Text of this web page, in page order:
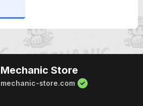
Mechanic Store
mechanic-store.com